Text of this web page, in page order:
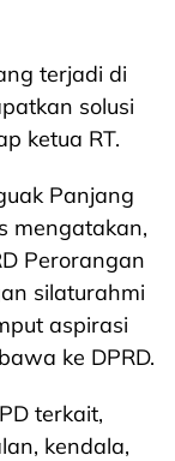
terjadi di
solusi
ketua RT.
Panjang
mengatakan,
Perorangan
silaturahmi
aspirasi
ke DPRD.
terkait,
kendala,